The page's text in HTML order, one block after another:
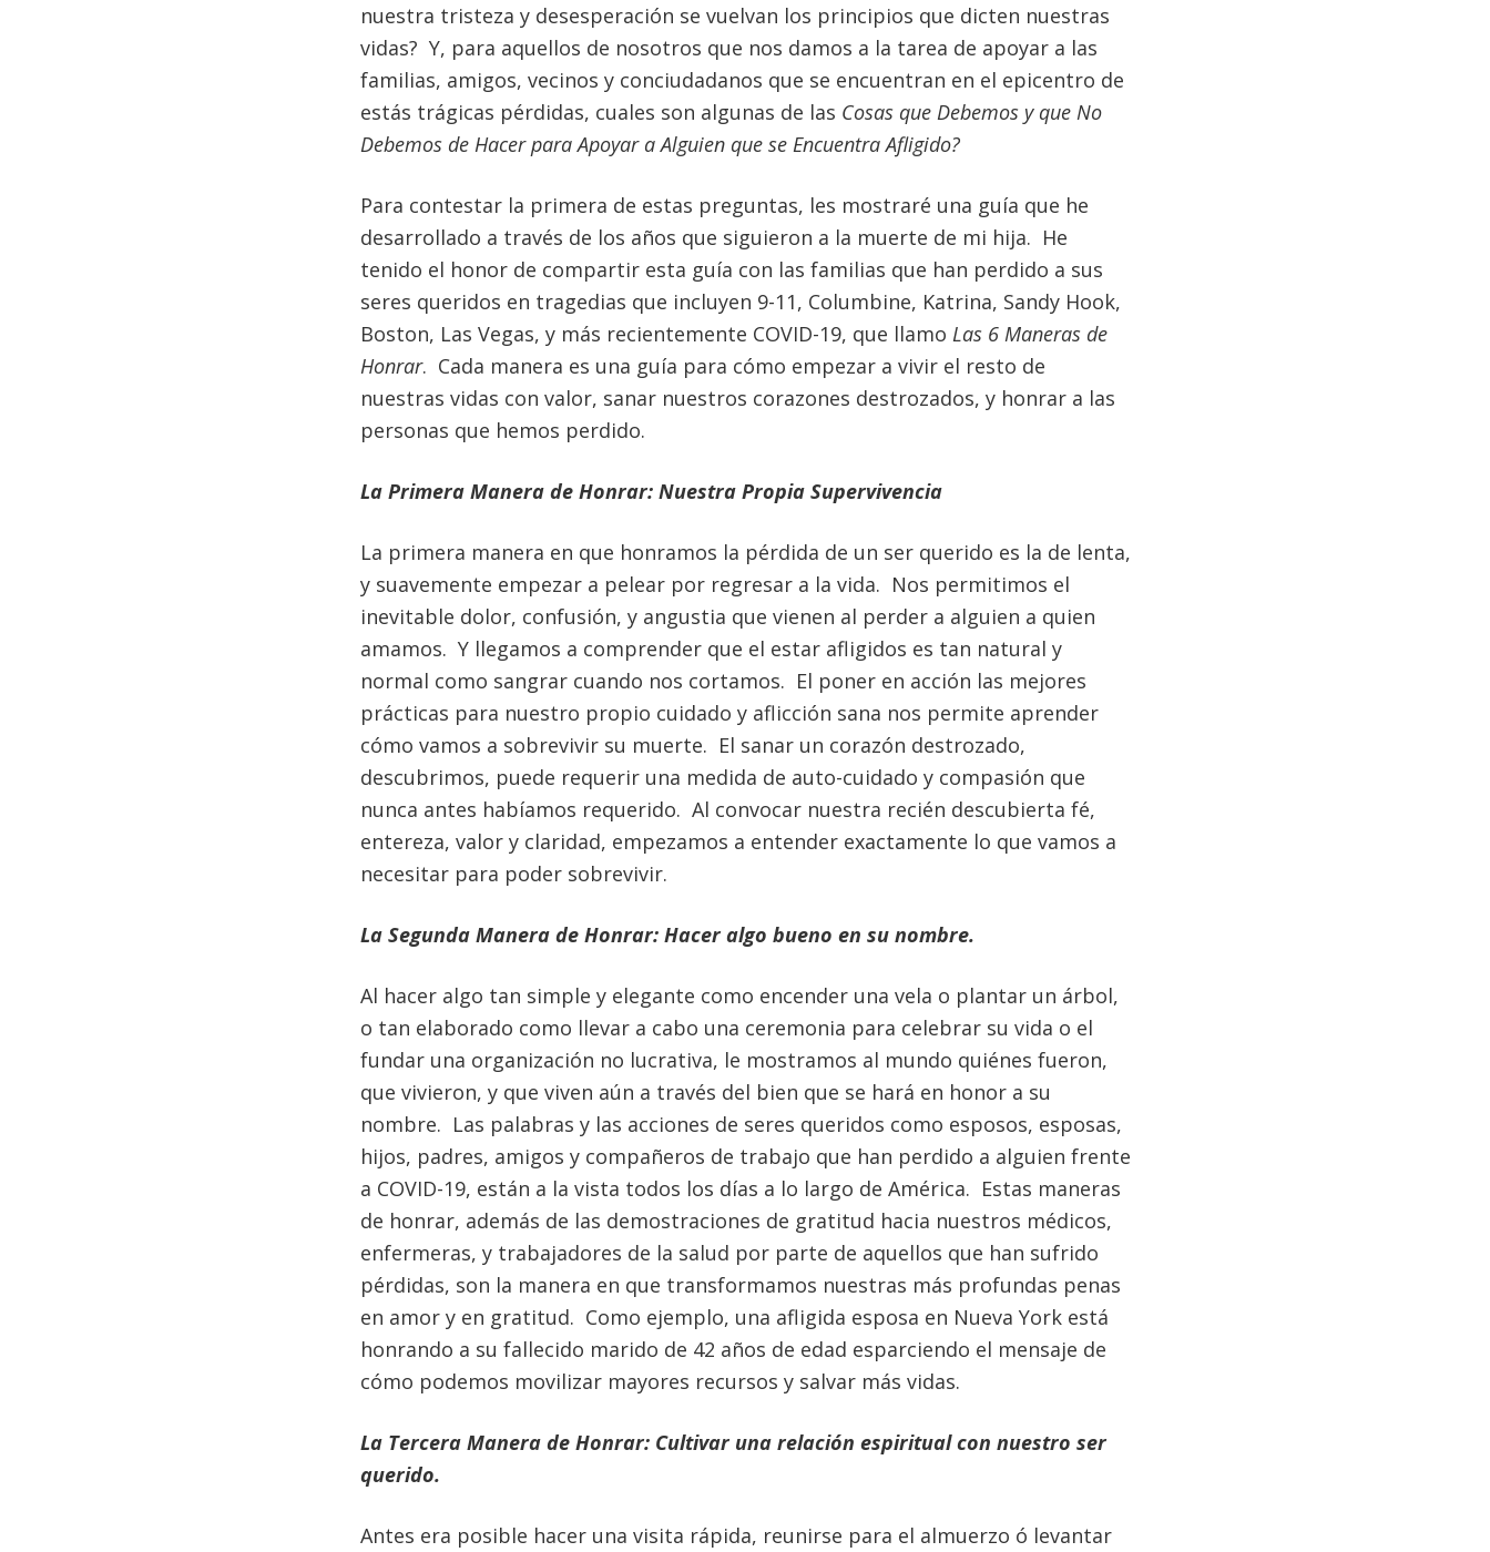
nuestra tristeza y desesperación se vuelvan los principios que dicten nuestras
vidas? Y, para aquellos de nosotros que nos damos a la tarea de apoyar a las
familias, amigos, vecinos y conciudadanos que se encuentran en el epicentro de
estás trágicas pérdidas, cuales son algunas de las Cosas que Debemos y que No
Debemos de Hacer para Apoyar a Alguien que se Encuentra Afligido?
Para contestar la primera de estas preguntas, les mostraré una guía que he
desarrollado a través de los años que siguieron a la muerte de mi hija. He
tenido el honor de compartir esta guía con las familias que han perdido a sus
seres queridos en tragedias que incluyen 9-11, Columbine, Katrina, Sandy Hook,
Boston, Las Vegas, y más recientemente COVID-19, que llamo Las 6 Maneras de
Honrar. Cada manera es una guía para cómo empezar a vivir el resto de
nuestras vidas con valor, sanar nuestros corazones destrozados, y honrar a las
personas que hemos perdido.
La Primera Manera de Honrar: Nuestra Propia Supervivencia
La primera manera en que honramos la pérdida de un ser querido es la de lenta,
y suavemente empezar a pelear por regresar a la vida. Nos permitimos el
inevitable dolor, confusión, y angustia que vienen al perder a alguien a quien
amamos. Y llegamos a comprender que el estar afligidos es tan natural y
normal como sangrar cuando nos cortamos. El poner en acción las mejores
prácticas para nuestro propio cuidado y aflicción sana nos permite aprender
cómo vamos a sobrevivir su muerte. El sanar un corazón destrozado,
descubrimos, puede requerir una medida de auto-cuidado y compasión que
nunca antes habíamos requerido. Al convocar nuestra recién descubierta fé,
entereza, valor y claridad, empezamos a entender exactamente lo que vamos a
necesitar para poder sobrevivir.
La Segunda Manera de Honrar: Hacer algo bueno en su nombre.
Al hacer algo tan simple y elegante como encender una vela o plantar un árbol,
o tan elaborado como llevar a cabo una ceremonia para celebrar su vida o el
fundar una organización no lucrativa, le mostramos al mundo quiénes fueron,
que vivieron, y que viven aún a través del bien que se hará en honor a su
nombre. Las palabras y las acciones de seres queridos como esposos, esposas,
hijos, padres, amigos y compañeros de trabajo que han perdido a alguien frente
a COVID-19, están a la vista todos los días a lo largo de América. Estas maneras
de honrar, además de las demostraciones de gratitud hacia nuestros médicos,
enfermeras, y trabajadores de la salud por parte de aquellos que han sufrido
pérdidas, son la manera en que transformamos nuestras más profundas penas
en amor y en gratitud. Como ejemplo, una afligida esposa en Nueva York está
honrando a su fallecido marido de 42 años de edad esparciendo el mensaje de
cómo podemos movilizar mayores recursos y salvar más vidas.
La Tercera Manera de Honrar: Cultivar una relación espiritual con nuestro ser
querido.
Antes era posible hacer una visita rápida, reunirse para el almuerzo ó levantar